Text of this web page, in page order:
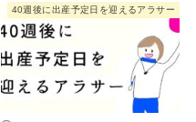
40週後に出産予定日を迎えるアラサー